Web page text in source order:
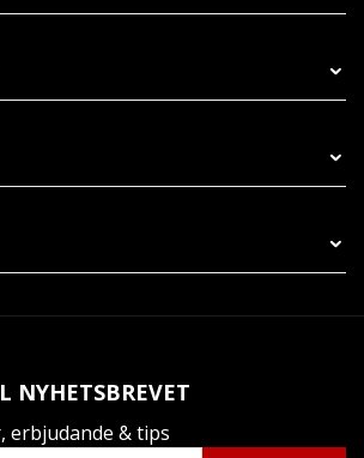
NYHETSBREVET
erbjudande & tips